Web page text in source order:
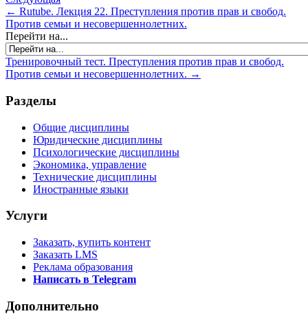
← Rutube. Лекция 22. Преступления против прав и свобод.
Против семьи и несовершеннолетних.
Перейти на...
Тренировочный тест. Преступления против прав и свобод.
Против семьи и несовершеннолетних. →
Разделы
Общие дисциплины
Юридические дисциплины
Психологические дисциплины
Экономика, управление
Технические дисциплины
Иностранные языки
Услуги
Заказать, купить контент
Заказать LMS
Реклама образования
Написать в Telegram
Дополнительно